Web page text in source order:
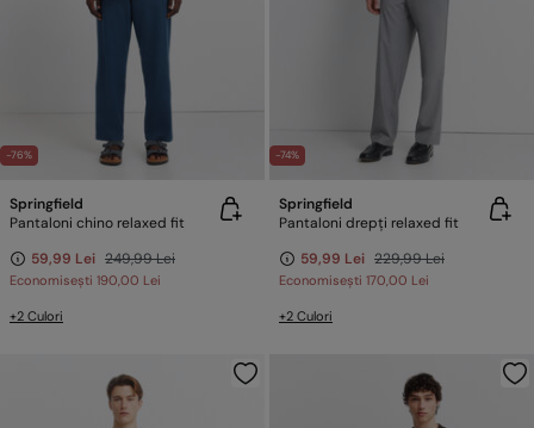
-76%
Springfield
Pantaloni chino relaxed fit
59,99 Lei 249,99 Lei
Economisești 190,00 Lei
+2 Culori
-74%
Springfield
Pantaloni drepți relaxed fit
59,99 Lei 229,99 Lei
Economisești 170,00 Lei
+2 Culori